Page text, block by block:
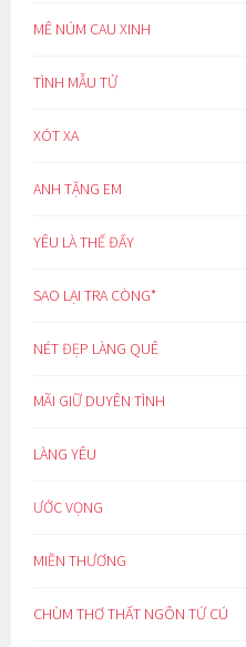
MÊ NÚM CAU XINH
TÌNH MẪU TỬ
XÓT XA
ANH TẶNG EM
YÊU LÀ THẾ ĐẤY
SAO LẠI TRA CÒNG*
NÉT ĐẸP LÀNG QUÊ
MÃI GIỮ DUYÊN TÌNH
LÀNG YÊU
ƯỚC VỌNG
MIỀN THƯƠNG
CHÙM THƠ THẤT NGÔN TỨ CÚ